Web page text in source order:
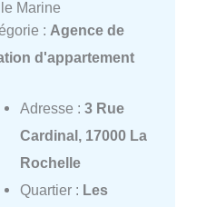
Marine
: Agence de
d'appartement
Adresse : 3 Rue
Cardinal, 17000 La
Rochelle
Quartier : Les